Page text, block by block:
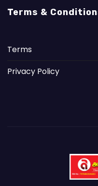
Terms &
Terms
Privacy Policy